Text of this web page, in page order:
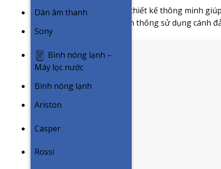
Dàn âm thanh
Sony
Bình nóng lạnh –
Máy lọc nước
Bình nóng lạnh
Ariston
Casper
Rossi
Đây là một trong những thiết kế thông minh
của dòng máy lạnh truyền thống sử dụng cánh